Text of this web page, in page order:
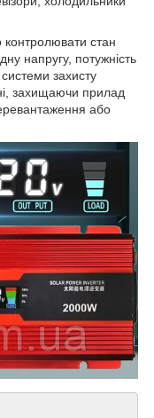
контролювати стан
напругу, потужність
захисту
захищаючи прилад
або